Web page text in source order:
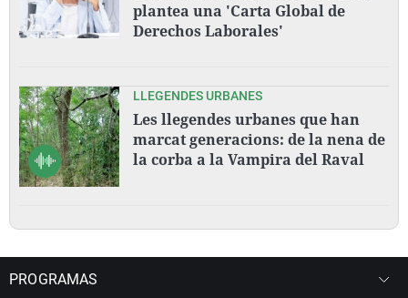
plantea una 'Carta Global de
Derechos Laborales'
LLEGENDES URBANES
Les llegendes urbanes que han
marcat generacions: de la nena de
la corba a la Vampira del Raval
PROGRAMAS